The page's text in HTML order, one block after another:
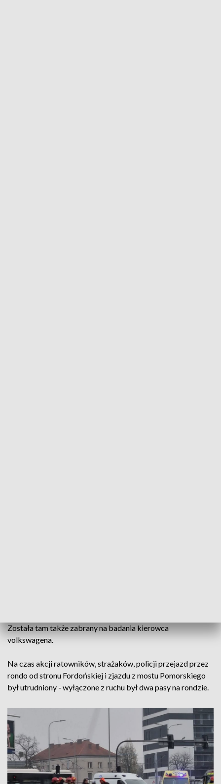
Została tam także zabrany na badania kierowca
volkswagena.
Na czas akcji ratowników, strażaków, policji przejazd przez
rondo od stronu Fordońskiej i zjazdu z mostu Pomorskiego
był utrudniony - wyłączone z ruchu był dwa pasy na rondzie.